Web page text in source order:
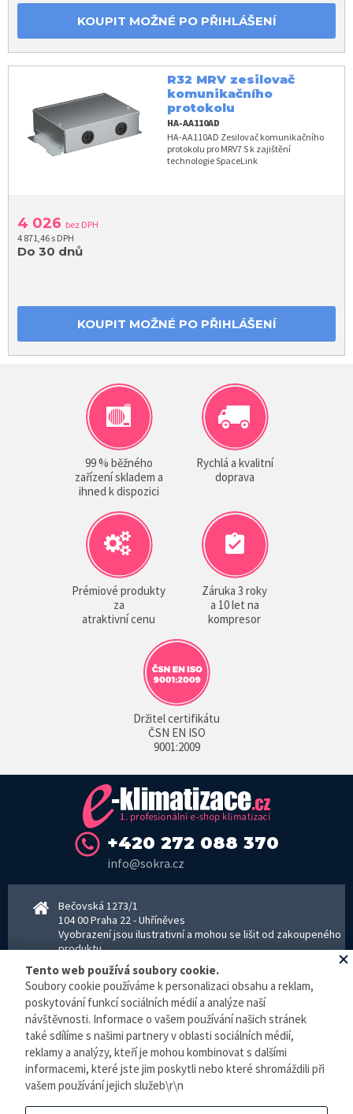
KOUPIT MOŽNÉ PO PŘIHLÁŠENÍ
R32 MRV zesilovač
komunikačního
protokolu
HA-AA110AD
HA-AA110AD Zesilovač komunikačního
protokolu pro MRV7 S k zajištění
technologie SpaceLink
4 026 bez DPH
4 871,46 s DPH
Do 30 dnů
KOUPIT MOŽNÉ PO PŘIHLÁŠENÍ
99 % běžného
zařízení skladem a
ihned k dispozici
Rychlá a kvalitní
doprava
Prémiové produkty
za
atraktivní cenu
Záruka 3 roky
a 10 let na
kompresor
Držitel certifikátu
ČSN EN ISO
9001:2009
+420 272 088 370
info@sokra.cz
Bečovská 1273/1
104 00 Praha 22 - Uhříněves
Vyobrazení jsou ilustrativní a mohou se lišit od zakoupeného
produktu.
www.sokra.cz│www.haier-klimatizace.cz
Otevírací doba
Pondělí–Pátek 8–16:30 hodin - kancelář
Pondělí–pátek 8–16:00 hodin - sklad
Zpracování osobních údajů
Tento web používá soubory cookie.
Soubory cookie používáme k personalizaci obsahu a reklam,
poskytování funkcí sociálních médií a analýze naší
návštěvnosti. Informace o vašem používání našich stránek
také sdílíme s našimi partnery v oblasti sociálních médií,
reklamy a analýzy, kteří je mohou kombinovat s dalšími
informacemi, které jste jim poskytli nebo které shromáždili při
vašem používání jejich služeb\r\n